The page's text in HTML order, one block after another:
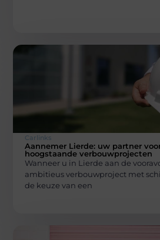
Carlinks
Aannemer Lierde: uw partner
hoogstaande verbouwprojecten
Wanneer u in Lierde aan de
ambitieus verbouwproject met
de keuze van een